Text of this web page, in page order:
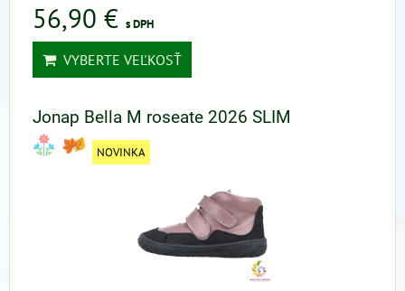
56,90 € s DPH
VYBERTE VEĽKOSŤ
Jonap Bella M roseate 2026 SLIM
NOVINKA